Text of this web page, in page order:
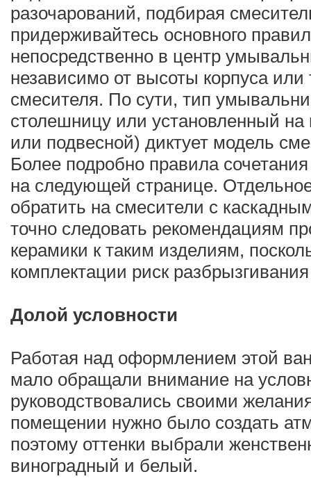
разочарований, подбирая
придерживайтесь основного
непосредственно в центр
независимо от высоты корпуса
смесителя. По сути, тип
столешницу или установленный
или подвесной) диктует модель
Более подробно правила
на следующей странице.
обратить на смесители с
точно следовать рекомендациям
керамики к таким изделиям,
комплектации риск
Долой условности
Работая над оформлением этой
мало обращали внимание на
руководствовались своими
помещении нужно было создать
поэтому оттенки выбрали
виноградный и белый.